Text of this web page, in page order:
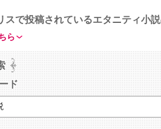
スで投稿されているエタニティ小説
ら
ド